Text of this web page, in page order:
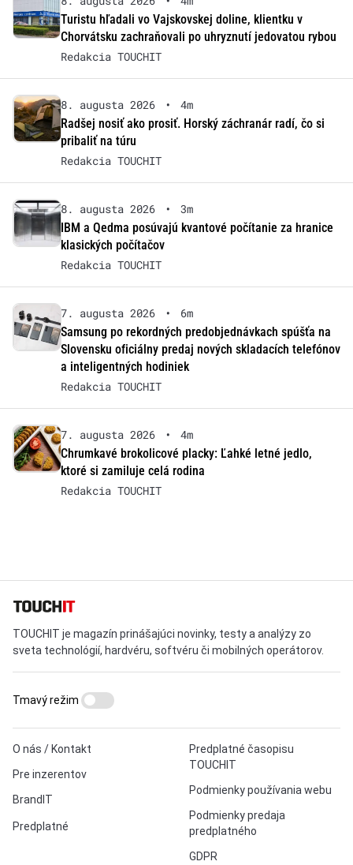
Turistu hľadali vo Vajskovskej doline, klientku v
Chorvátsku zachraňovali po uhryznutí jedovatou rybou
Redakcia TOUCHIT
8. augusta 2026 •
4m
Radšej nosiť ako prosiť. Horský záchranár radí, čo si
pribaliť na túru
Redakcia TOUCHIT
8. augusta 2026 •
3m
IBM a Qedma posúvajú kvantové počítanie za hranice
klasických počítačov
Redakcia TOUCHIT
7. augusta 2026 •
6m
Samsung po rekordných predobjednávkach spúšťa na
Slovensku oficiálny predaj nových skladacích telefónov
a inteligentných hodiniek
Redakcia TOUCHIT
7. augusta 2026 •
4m
Chrumkavé brokolicové placky: Ľahké letné jedlo,
ktoré si zamiluje celá rodina
Redakcia TOUCHIT
TOUCHIT je magazín prinášajúci novinky, testy a analýzy zo
sveta technológií, hardvéru, softvéru či mobilných operátorov.
O nás / Kontakt
Pre inzerentov
BrandIT
Predplatné
Predplatné časopisu
TOUCHIT
Podmienky používania webu
Podmienky predaja
predplatného
GDPR
Tmavý režim